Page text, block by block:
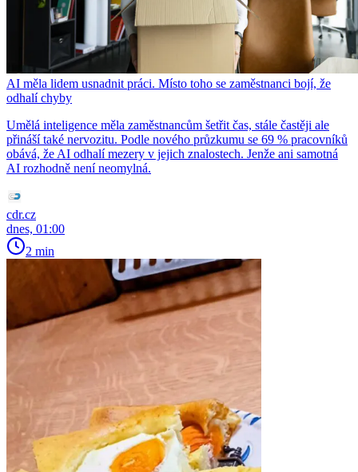
AI měla lidem usnadnit práci. Místo toho se zaměstnanci bojí, že
odhalí chyby
Umělá inteligence měla zaměstnancům šetřit čas, stále častěji ale
přináší také nervozitu. Podle nového průzkumu se 69 % pracovníků
obává, že AI odhalí mezery v jejich znalostech. Jenže ani samotná
AI rozhodně není neomylná.
cdr.cz
dnes, 01:00
2 min